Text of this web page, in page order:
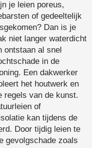
je leien poreus,
of gedeeltelijk
Dan is je
niet langer waterdicht
ontstaan al snel
in de
Een dakwerker
het houtwerk en
regels van de kunst.
of
kan tijdens de
Door tijdig leien te
gevolgschade zoals